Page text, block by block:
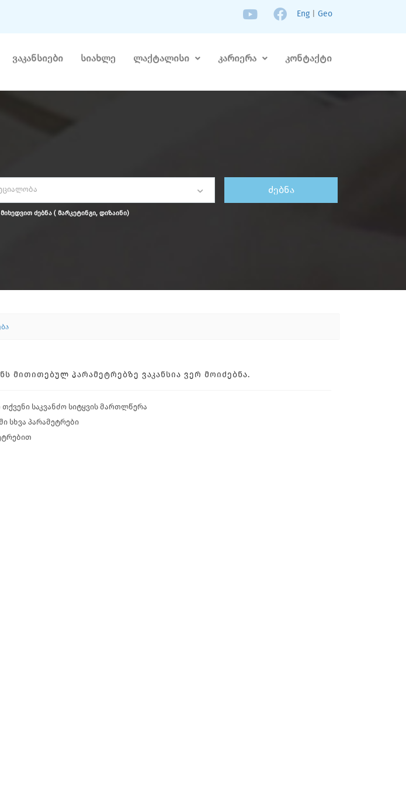
Eng| Geo
ვაკანსიები სიახლე ლაქტალისი კარიერა კონტაქტი
ძებნა ( მარკეტინგი, დიზაინი)
ᲛᲘᲗᲘᲗᲔᲑᲣᲚ ᲞᲐᲠᲐᲛᲔᲢᲠᲔᲑᲖᲔ ᲕᲐᲙᲐᲜᲡᲘᲐ ᲕᲔᲠ ᲛᲝᲘᲫᲔᲑᲜᲐ.
საკვანძო სიტყვის მართლწერა
სხვა პარამეტრები